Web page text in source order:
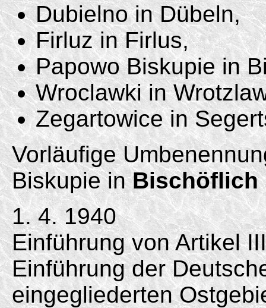
Dubielno in Dübeln,
Firluz in Firlus,
Papowo Biskupie in
Wroclawki in
Zegartowice in
Vorläufige
Biskupie inBischöflich
1. 4. 1940
Einführung von Artikel III
Einführung der
eingegliederten